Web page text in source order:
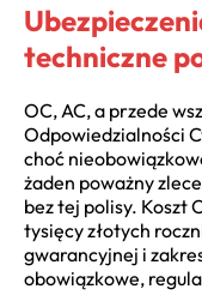
techniczne
OC, AC, a przede
Odpowiedzialności
choć
żaden poważny
bez tej polisy. Koszt
tysięcy złotych
gwarancyjnej i
obowiązkowe,